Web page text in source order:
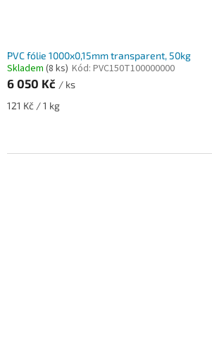
PVC fólie 1000x0,15mm transparent, 50kg
Skladem (8 ks) Kód: PVC150T100000000
6 050 Kč / ks
Měrná
121 Kč / 1 kg